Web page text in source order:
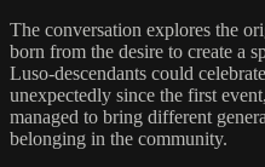
The conversation explores the
born from the desire to create a
Luso-descendants could
unexpectedly since the first
managed to bring different
belonging in the community.